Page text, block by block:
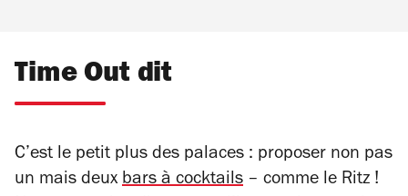
Time Out dit
C’est le petit plus des palaces : proposer non pas
un mais deux bars à cocktails – comme le Ritz !